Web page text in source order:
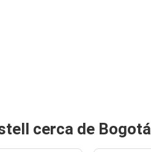
cerca de Bogotá